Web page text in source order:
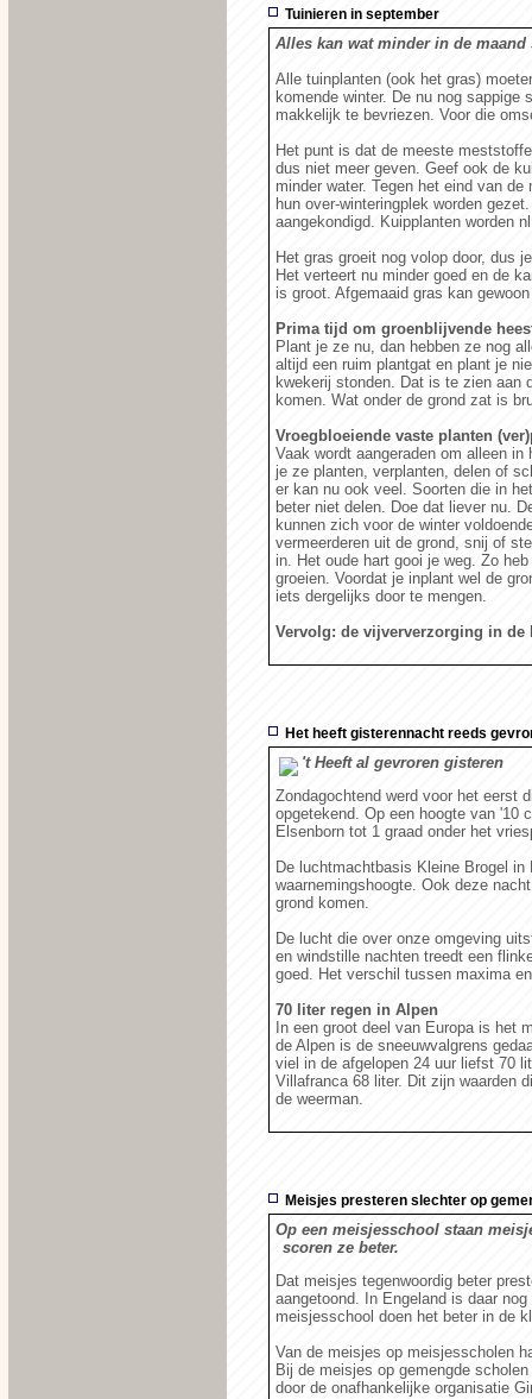
Tuinieren in september
Alles kan wat minder in de
Alle tuinplanten (ook het gras)
komende winter. De nu nog sappige
makkelijk te bevriezen. Voor die
Het punt is dat de meeste
dus niet meer geven. Geef ook de
minder water. Tegen het eind van
hun over-winteringplek worden
aangekondigd. Kuipplanten worden
Het gras groeit nog volop door, dus
Het verteert nu minder goed en de
is groot. Afgemaaid gras kan
Prima tijd om groenblijvende
Plant je ze nu, dan hebben ze nog
altijd een ruim plantgat en plant je
kwekerij stonden. Dat is te zien aan
komen. Wat onder de grond zat is
Vroegbloeiende vaste planten
Vaak wordt aangeraden om alleen
je ze planten, verplanten, delen of
er kan nu ook veel. Soorten die in
beter niet delen. Doe dat liever nu.
kunnen zich voor de winter
vermeerderen uit de grond, snij of
in. Het oude hart gooi je weg. Zo
groeien. Voordat je inplant wel de
iets dergelijks door te mengen.
Vervolg: de vijververzorging in de
Het heeft gisterennacht reeds
't Heeft al gevroren gisteren
Zondagochtend werd voor het eerst
opgetekend. Op een hoogte van '10
Elsenborn tot 1 graad onder het
De luchtmachtbasis Kleine Brogel
waarnemingshoogte. Ook deze
grond komen.
De lucht die over onze omgeving
en windstille nachten treedt een
goed. Het verschil tussen maxima
70 liter regen in Alpen
In een groot deel van Europa is het
de Alpen is de sneeuwvalgrens
viel in de afgelopen 24 uur liefst 70
Villafranca 68 liter. Dit zijn waarden
de weerman.
Meisjes presteren slechter op
Op een meisjesschool staan
scoren ze beter.
Dat meisjes tegenwoordig beter
aangetoond. In Engeland is daar
meisjesschool doen het beter in de
Van de meisjes op meisjesscholen
Bij de meisjes op gemengde
door de onafhankelijke organisatie